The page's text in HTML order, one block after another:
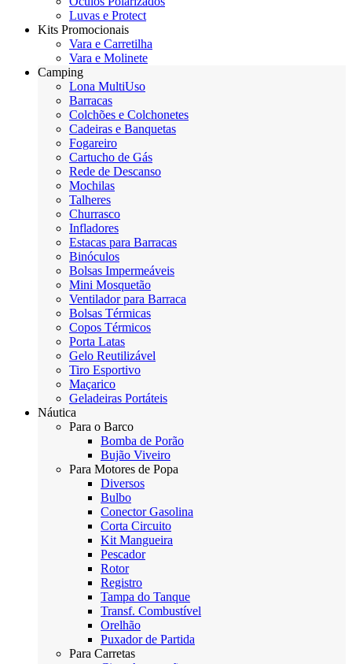
Luvas e Protect
Kits Promocionais
Vara e Carretilha
Vara e Molinete
Camping
Lona MultiUso
Barracas
Colchões e Colchonetes
Cadeiras e Banquetas
Fogareiro
Cartucho de Gás
Rede de Descanso
Mochilas
Talheres
Churrasco
Infladores
Estacas para Barracas
Binóculos
Bolsas Impermeáveis
Mini Mosquetão
Ventilador para Barraca
Bolsas Térmicas
Copos Térmicos
Porta Latas
Gelo Reutilizável
Tiro Esportivo
Maçarico
Geladeiras Portáteis
Náutica
Para o Barco
Bomba de Porão
Bujão Viveiro
Para Motores de Popa
Diversos
Bulbo
Conector Gasolina
Corta Circuito
Kit Mangueira
Pescador
Rotor
Registro
Tampa do Tanque
Transf. Combustível
Orelhão
Puxador de Partida
Para Carretas